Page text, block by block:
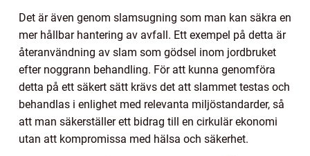
Det är även genom slamsugning som man kan säkra en
mer hållbar hantering av avfall. Ett exempel på detta är
återanvändning av slam som gödsel inom jordbruket
efter noggrann behandling. För att kunna genomföra
detta på ett säkert sätt krävs det att slammet testas och
behandlas i enlighet med relevanta miljöstandarder, så
att man säkerställer ett bidrag till en cirkulär ekonomi
utan att kompromissa med hälsa och säkerhet.